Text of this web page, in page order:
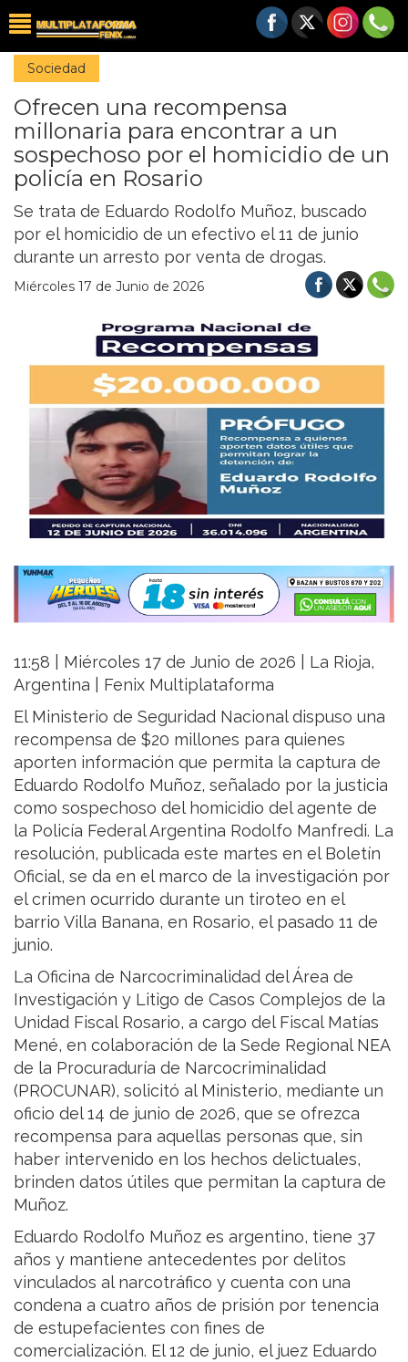
Sociedad
Ofrecen una recompensa
millonaria para encontrar a un
sospechoso por el homicidio de un
policía en Rosario
Se trata de Eduardo Rodolfo Muñoz, buscado
por el homicidio de un efectivo el 11 de junio
durante un arresto por venta de drogas.
Miércoles 17 de Junio de 2026
11:58 | Miércoles 17 de Junio de 2026 | La Rioja,
Argentina | Fenix Multiplataforma
El Ministerio de Seguridad Nacional dispuso una
recompensa de $20 millones para quienes
aporten información que permita la captura de
Eduardo Rodolfo Muñoz, señalado por la justicia
como sospechoso del homicidio del agente de
la Policía Federal Argentina Rodolfo Manfredi. La
resolución, publicada este martes en el Boletín
Oficial, se da en el marco de la investigación por
el crimen ocurrido durante un tiroteo en el
barrio Villa Banana, en Rosario, el pasado 11 de
junio.
La Oficina de Narcocriminalidad del Área de
Investigación y Litigo de Casos Complejos de la
Unidad Fiscal Rosario, a cargo del Fiscal Matías
Mené, en colaboración de la Sede Regional NEA
de la Procuraduría de Narcocriminalidad
(PROCUNAR), solicitó al Ministerio, mediante un
oficio del 14 de junio de 2026, que se ofrezca
recompensa para aquellas personas que, sin
haber intervenido en los hechos delictuales,
brinden datos útiles que permitan la captura de
Muñoz.
Eduardo Rodolfo Muñoz es argentino, tiene 37
años y mantiene antecedentes por delitos
vinculados al narcotráfico y cuenta con una
condena a cuatro años de prisión por tenencia
de estupefacientes con fines de
comercialización. El 12 de junio, el juez Eduardo